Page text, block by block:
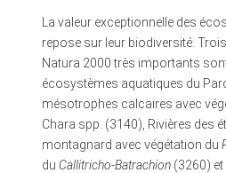
La valeur exceptionnelle des
repose sur leur biodiversité.
Natura 2000 très importants
écosystèmes aquatiques du
mésotrophes calcaires avec
Chara spp. (3140), Rivières des
montagnard avec végétation du
du Callitricho-Batrachion(3260) et